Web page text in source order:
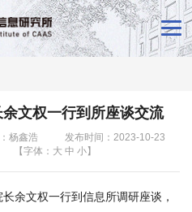
文权一行到所座谈交流
杨鑫浩
发布时间：2023-10-23
【字体： 大 中 小】
余文权一行到信息所调研座谈，